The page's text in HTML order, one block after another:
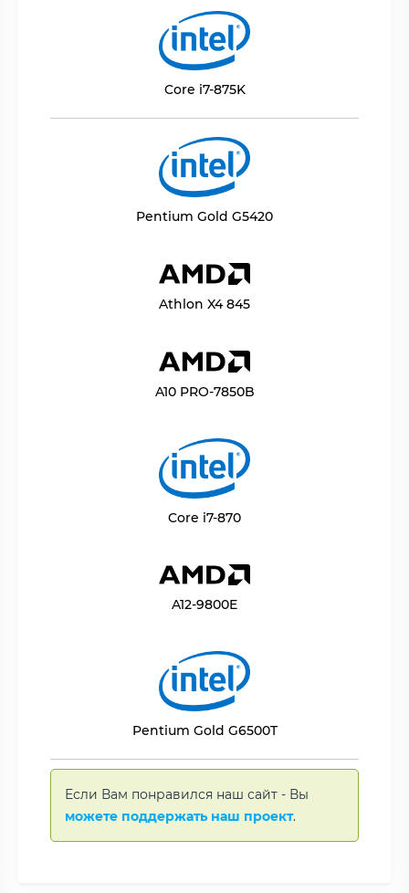
Core i7-875K
Pentium Gold G5420
Athlon X4 845
A10 PRO-7850B
Core i7-870
A12-9800E
Pentium Gold G6500T
Если Вам понравился наш сайт - Вы
можете поддержать наш проект.